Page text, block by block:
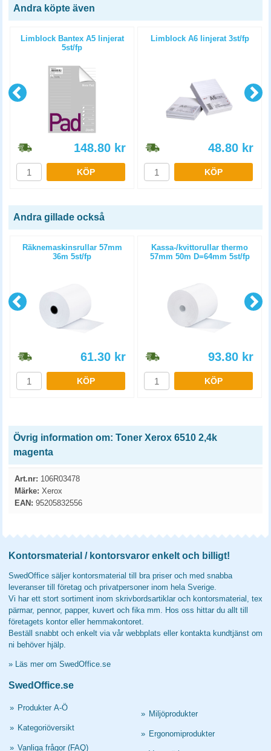
Andra köpte även
Limblock Bantex A5 linjerat
5st/fp
148.80 kr
KÖP
Limblock A6 linjerat 3st/fp
48.80 kr
KÖP
Andra gillade också
Räknemaskinsrullar 57mm
36m 5st/fp
61.30 kr
KÖP
Kassa-/kvittorullar thermo
57mm 50m D=64mm 5st/fp
93.80 kr
KÖP
Övrig information om: Toner Xerox 6510 2,4k
magenta
Art.nr: 106R03478
Märke: Xerox
EAN: 95205832556
Kontorsmaterial / kontorsvaror enkelt och billigt!
SwedOffice säljer kontorsmaterial till bra priser och med snabba
leveranser till företag och privatpersoner inom hela Sverige.
Vi har ett stort sortiment inom skrivbordsartiklar och kontorsmaterial, tex
pärmar, pennor, papper, kuvert och fika mm. Hos oss hittar du allt till
företagets kontor eller hemmakontoret.
Beställ snabbt och enkelt via vår webbplats eller kontakta kundtjänst om
ni behöver hjälp.
» Läs mer om SwedOffice.se
SwedOffice.se
» Produkter A-Ö
» Kategoriöversikt
» Vanliga frågor (FAQ)
» Miljöprodukter
» Ergonomiprodukter